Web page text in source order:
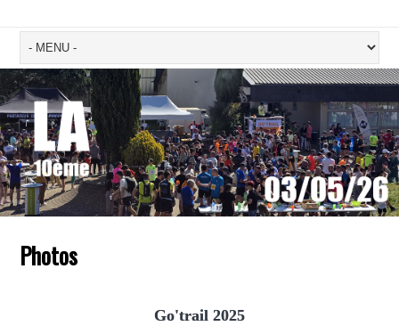
Photos
Go'trail 2025